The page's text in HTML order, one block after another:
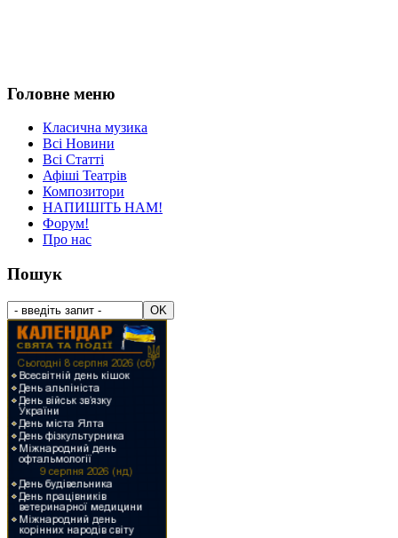
Головне меню
Класична музика
Всі Новини
Всі Статті
Афіші Театрів
Композитори
НАПИШІТЬ НАМ!
Форум!
Про нас
Пошук